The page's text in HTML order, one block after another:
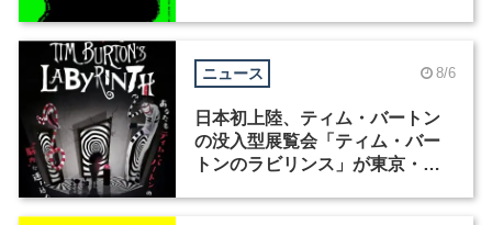
ニュース 8/6
日本初上陸、ティム・バートン
の没入型展覧会「ティム・バー
トンのラビリンス」が東京・豊